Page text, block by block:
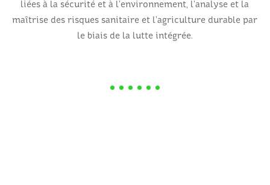
liées à la sécurité et à l’environnement, l’analyse et la
maîtrise des risques sanitaire et l’agriculture durable par
le biais de la lutte intégrée.